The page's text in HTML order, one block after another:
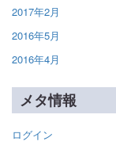
2017年2月
2016年5月
2016年4月
メタ情報
ログイン